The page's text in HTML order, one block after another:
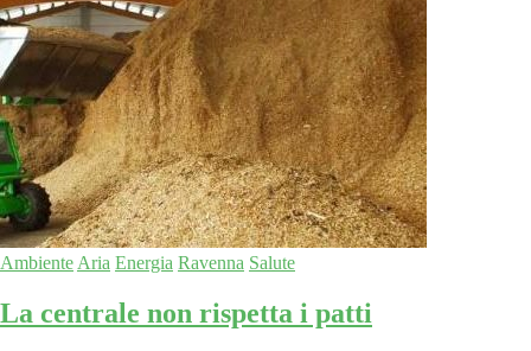
Ambiente Aria Energia Ravenna Salute
La centrale non rispetta i patti